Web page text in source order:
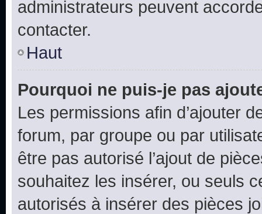
administrateurs peuvent
contacter.
Haut
Pourquoi ne puis-je pas
Les permissions afin d’ajouter
forum, par groupe ou par
être pas autorisé l’ajout de
souhaitez les insérer, ou seuls
autorisés à insérer des pièces